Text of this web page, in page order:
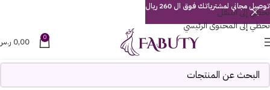
تخطي إلى التنقل
تخطي إلى المحتوى الرئيسي
0
0,00
توصيل مجاني لمشترياتك فوق ال 260 ريال